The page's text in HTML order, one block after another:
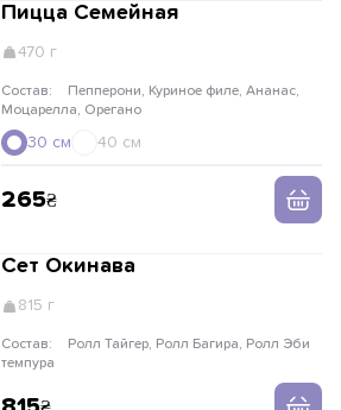
Пицца Семейная
470 г
Состав:
Моцарелла, Орегано
30 см 40 см
265
Сет Окинава
815 г
Состав:
темпура